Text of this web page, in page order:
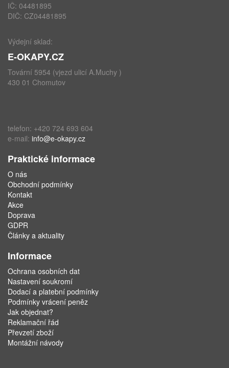
IČ: 04481895
DIČ: CZ04481895
Výdejní sklad:
E-OKAPY.CZ
Tovární 5954 (vjezd ulicí A.Muchy )
430 01 Chomutov
telefon: +420 724 693 604
e-mail: info@e-okapy.cz
Praktické informace
O nás
Obchodní podmínky
Kontakt
Akce
Doprava
GDPR
Články a aktuality
Informace
Ochrana osobních dat
Nastavení soukromí
Dodací a platební podmínky
Podmínky vrácení peněz
Jak objednat?
Reklamační řád
Převzetí zboží
Montážní návody